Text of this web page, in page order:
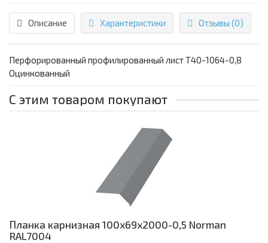
Описание Характеристики Отзывы (0)
Перфорированный профилированный лист Т40-1064-0,8
Оцинкованный
С этим товаром покупают
Планка карнизная 100х69х2000-0,5 Norman
RAL7004